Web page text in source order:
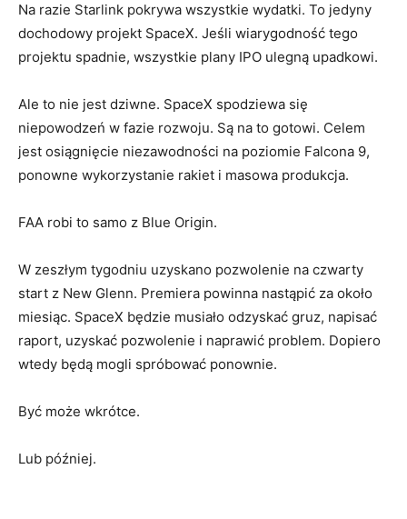
Na razie Starlink pokrywa wszystkie wydatki. To jedyny
dochodowy projekt SpaceX. Jeśli wiarygodność tego
projektu spadnie, wszystkie plany IPO ulegną upadkowi.
Ale to nie jest dziwne. SpaceX spodziewa się
niepowodzeń w fazie rozwoju. Są na to gotowi. Celem
jest osiągnięcie niezawodności na poziomie Falcona 9,
ponowne wykorzystanie rakiet i masowa produkcja.
FAA robi to samo z Blue Origin.
W zeszłym tygodniu uzyskano pozwolenie na czwarty
start z New Glenn. Premiera powinna nastąpić za około
miesiąc. SpaceX będzie musiało odzyskać gruz, napisać
raport, uzyskać pozwolenie i naprawić problem. Dopiero
wtedy będą mogli spróbować ponownie.
Być może wkrótce.
Lub później.